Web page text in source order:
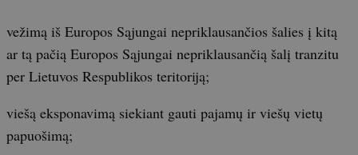
vežimą iš Europos Sąjungai nepriklausančios šalies į kitą
ar tą pačią Europos Sąjungai nepriklausančią šalį tranzitu
per Lietuvos Respublikos teritoriją;
viešą eksponavimą siekiant gauti pajamų ir viešų vietų
papuošimą;